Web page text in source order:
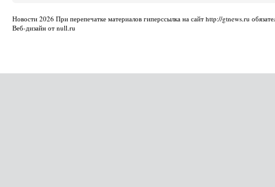
Новости 2026 При перепечатке материалов гиперссылка на сайт http://gtnews.ru
Веб-дизайн от null.ru